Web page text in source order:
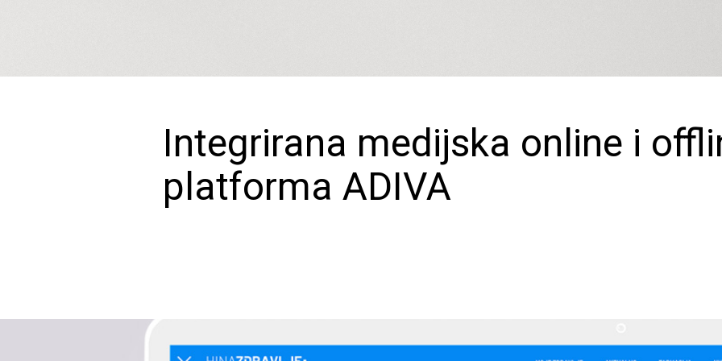
Integrirana medijska online i
platforma ADIVA